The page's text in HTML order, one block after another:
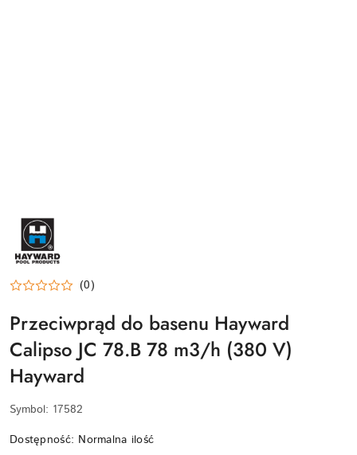
HAYWARD-
LOGO
(0)
Przeciwprąd do basenu Hayward
Calipso JC 78.B 78 m3/h (380 V)
Hayward
Symbol: 17582
Dostępność: Normalna ilość